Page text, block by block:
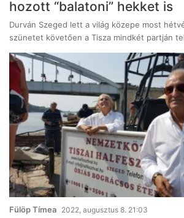
hozott “balatoni” hekket is
Durván Szeged lett a világ közepe most
szünetet követően a Tisza mindkét partján
Fülöp Tímea 2022, augusztus 8. 21:03